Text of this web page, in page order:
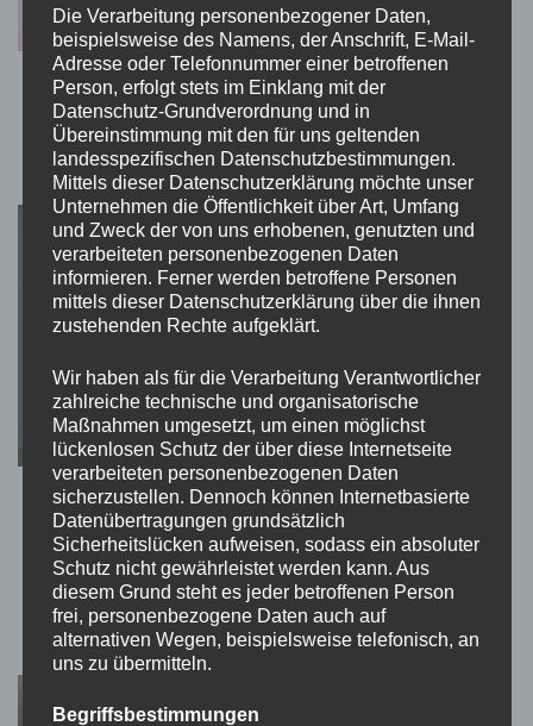
Smarte Toys für mehr Lust und Kontrolle: Neue
Generation vernetzter Intimität
24. Juni 2026
Höchster Wohnkomfort in der
Landeshauptstadt: Warum neue Fenster in
Düsseldorf die perfekte Antwort auf Wärme
und Lärm sind
12. Februar 2026
Die Verarbeitung personenbezogener Daten,
beispielsweise des Namens, der Anschrift, E-Mail-
Adresse oder Telefonnummer einer betroffenen
Person, erfolgt stets im Einklang mit der
Datenschutz-Grundverordnung und in
Übereinstimmung mit den für uns geltenden
landesspezifischen Datenschutzbestimmungen.
Mittels dieser Datenschutzerklärung möchte unser
Unternehmen die Öffentlichkeit über Art, Umfang
und Zweck der von uns erhobenen, genutzten und
verarbeiteten personenbezogenen Daten
informieren. Ferner werden betroffene Personen
mittels dieser Datenschutzerklärung über die ihnen
zustehenden Rechte aufgeklärt.
Wir haben als für die Verarbeitung Verantwortlicher
zahlreiche technische und organisatorische
Maßnahmen umgesetzt, um einen möglichst
lückenlosen Schutz der über diese Internetseite
verarbeiteten personenbezogenen Daten
sicherzustellen. Dennoch können Internetbasierte
Datenübertragungen grundsätzlich
Sicherheitslücken aufweisen, sodass ein absoluter
Schutz nicht gewährleistet werden kann. Aus
diesem Grund steht es jeder betroffenen Person
frei, personenbezogene Daten auch auf
alternativen Wegen, beispielsweise telefonisch, an
uns zu übermitteln.
Begriffsbestimmungen